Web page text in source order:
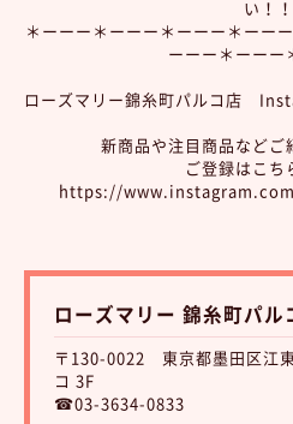
い！！
＊ーーー＊ーーー＊ーーー＊ーー
ーーー＊ーーー
ローズマリー錦糸町パルコ店
新商品や注目商品などご
ご登録はこ
https://
ローズマリー 錦糸町パル
〒130-0022 東京都墨田区江
コ 3F
☎03-3634-0833